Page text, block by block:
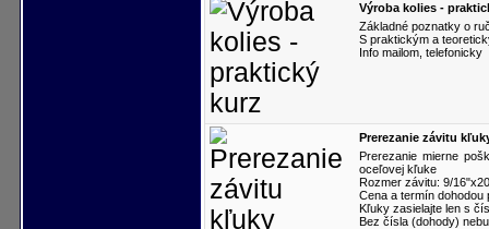
Výroba kolies -
Základné poznatky o
S praktickým a
Info mailom, telefonicky
Prerezanie závitu
Prerezanie mierne
oceľovej kľuke
Rozmer závitu: 9/
Cena a termín dohodou
Kľuky zasielajte len s
Bez čísla (dohody)